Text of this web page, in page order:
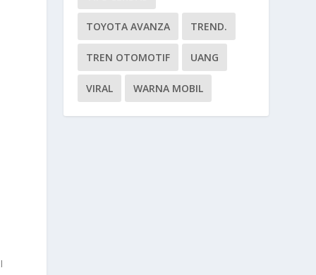
TOYOTA AVANZA TREND.
TREN OTOMOTIF UANG
VIRAL WARNA MOBIL